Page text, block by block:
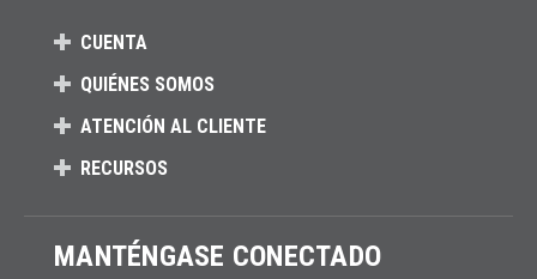
CUENTA
QUIÉNES SOMOS
ATENCIÓN AL CLIENTE
RECURSOS
MANTÉNGASE CONECTADO